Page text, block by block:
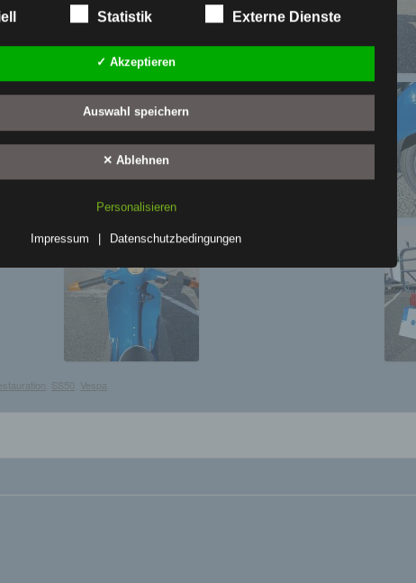
SS50 Vespa
Daten auch auf alternativen Wegen, beispielsweise
beruht auf den Begrifflichkeiten, die durch den
und Verordnungsgeber beim Erlass der Datenschutz-
als auch für unsere Kunden und Geschäftspartner
erläutern.
Datenschutzerklärung unter anderem die folgenden
Daten
Daten sind alle Informationen, die sich auf eine
oder identifizierbare natürliche Person (im Folgenden
Person") beziehen. Als identifizierbar wird eine natürliche Person
einem Namen, zu einer Kennnummer, zu Standortdaten, zu
Kennung oder zu einem oder mehreren besonderen
Statistik Externe Dienste
✓ Akzeptieren
Auswahl speichern
✕ Ablehnen
Personalisieren
Impressum | Datenschutzbedingungen